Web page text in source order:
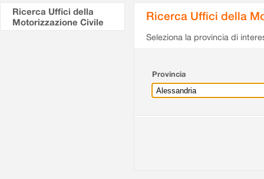
Ricerca Uffici della
Motorizzazione Civile
Ricerca Uffici della
Seleziona la provincia di
Provincia